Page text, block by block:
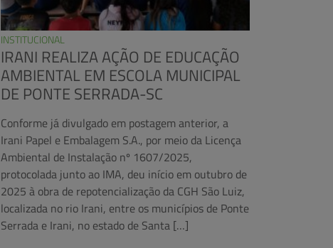
INSTITUCIONAL
IRANI REALIZA AÇÃO DE EDUCAÇÃO
AMBIENTAL EM ESCOLA MUNICIPAL
DE PONTE SERRADA-SC
Conforme já divulgado em postagem anterior, a
Irani Papel e Embalagem S.A., por meio da Licença
Ambiental de Instalação nº 1607/2025,
protocolada junto ao IMA, deu início em outubro de
2025 à obra de repotencialização da CGH São Luiz,
localizada no rio Irani, entre os municípios de Ponte
Serrada e Irani, no estado de Santa […]